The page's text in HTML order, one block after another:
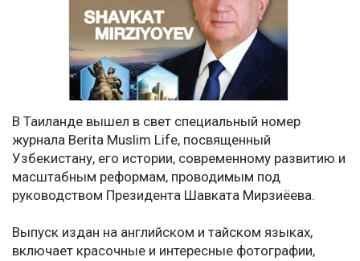
В Таиланде вышел в свет специальный номер
журнала Berita Muslim Life, посвященный
Узбекистану, его истории, современному развитию и
масштабным реформам, проводимым под
руководством Президента Шавката Мирзиёева.
Выпуск издан на английском и тайском языках,
включает красочные и интересные фотографии,